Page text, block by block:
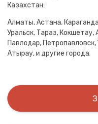
Казахстан:
Алматы, Астана,
Уральск, Тараз, Кокшетау,
Павлодар,
Атырау, и другие города.